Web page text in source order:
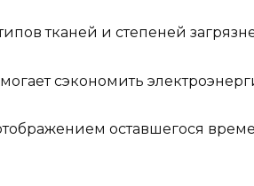
тканей и степеней
сэкономить
оставшегося